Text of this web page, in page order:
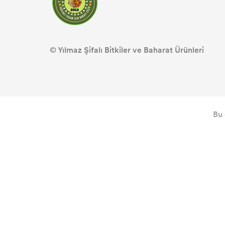
© Yılmaz Şifalı Bitkiler ve Baharat Ürünleri